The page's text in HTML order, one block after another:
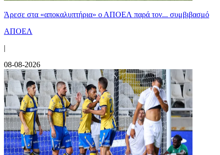
Άρεσε στα «αποκαλυπτήρια» ο ΑΠΟΕΛ παρά τον... συμβιβασμό
ΑΠΟΕΛ
|
08-08-2026